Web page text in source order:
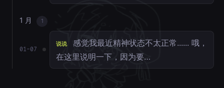
1 月 1
01-07
说说
感觉我最近精神状态不太正常...... 哦，
在这里说明一下，因为要…